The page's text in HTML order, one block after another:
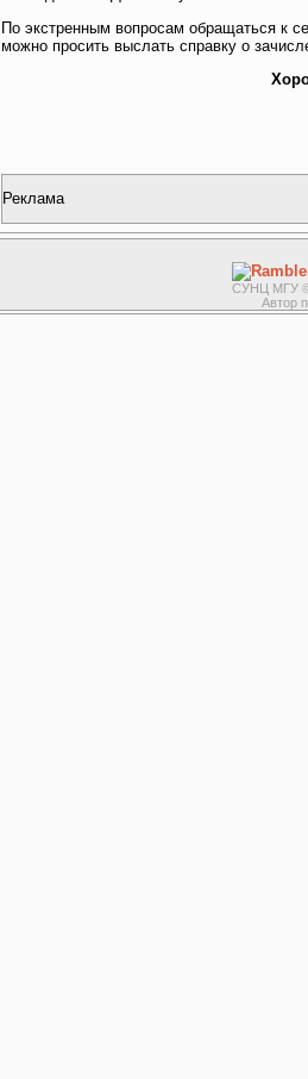
По экстренным вопросам обращаться к
можно просить выслать справку о
Реклама
СУНЦ МГУ ©
Автор